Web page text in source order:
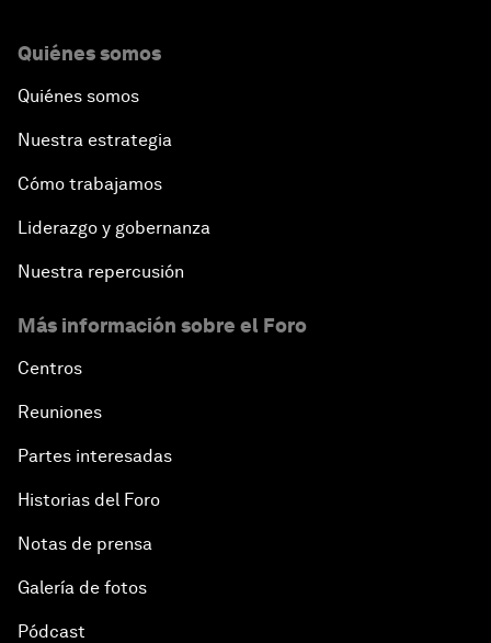
Quiénes somos
Quiénes somos
Nuestra estrategia
Cómo trabajamos
Liderazgo y gobernanza
Nuestra repercusión
Más información sobre el Foro
Centros
Reuniones
Partes interesadas
Historias del Foro
Notas de prensa
Galería de fotos
Pódcast